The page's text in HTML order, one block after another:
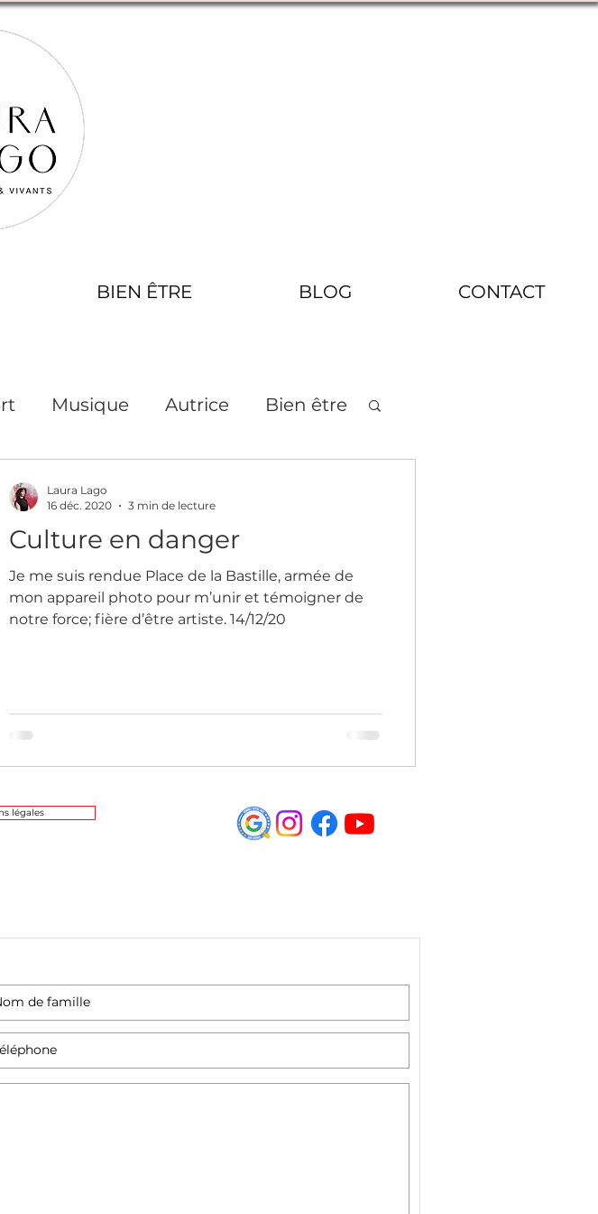
BIEN ÊTRE BLOG CONTACT
Musique Autrice Bien être
Art print Paris
des femmes
de contenu visuel
Yoga du Visage
Culture en danger
Je me suis rendue Place de la Bastille, armée de
mon appareil photo pour m’unir et témoigner de
notre force; fière d’être artiste. 14/12/20
Laura Lago
16 déc. 2020
3 min de lecture
légales